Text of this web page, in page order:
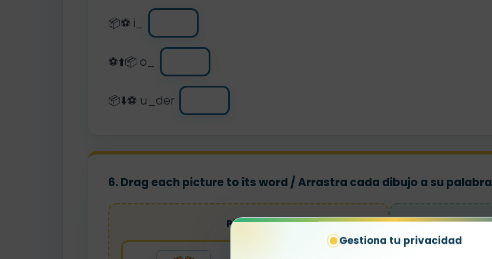
Gestiona tu privacidad
📦⚽ i_
⚽⬆️📦 o_
📦⬇️⚽ u_der
6. Drag each picture to its word / Arrastra cada dibujo a su palabra
Pictures